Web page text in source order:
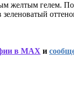
желтым гелем.
в MAX и